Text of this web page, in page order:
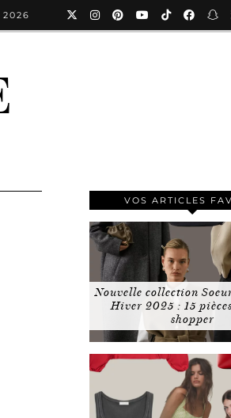
2026
VOS ARTICLES
Nouvelle collection
Hiver 2025 : 15
shopper